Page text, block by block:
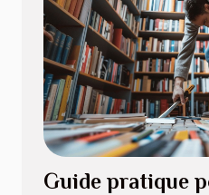
Guide pratique